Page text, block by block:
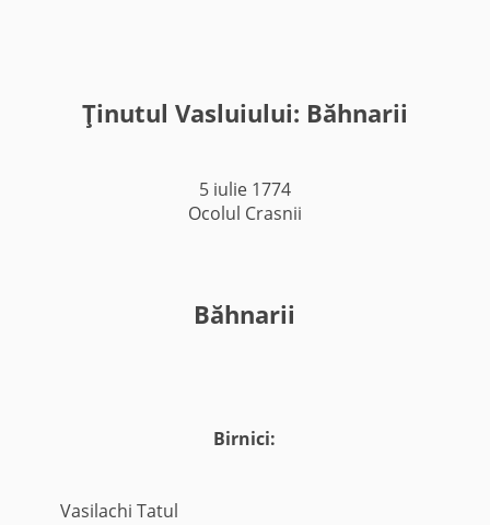
Ţinutul Vasluiului: Băhnarii
5 iulie 1774
Ocolul Crasnii
Băhnarii
Birnici:
Vasilachi Tatul